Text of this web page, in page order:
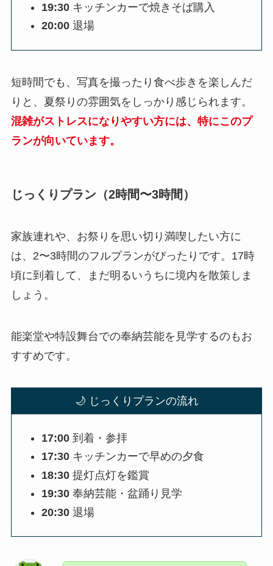
19:30 キッチンカーで焼きそば購入
20:00 退場
短時間でも、写真を撮ったり食べ歩きを楽しんだ
りと、夏祭りの雰囲気をしっかり感じられます。
混雑がストレスになりやすい方には、特にこのプ
ランが向いています。
じっくりプラン（2時間〜3時間）
家族連れや、お祭りを思い切り満喫したい方に
は、2〜3時間のフルプランがぴったりです。17時
頃に到着して、まだ明るいうちに境内を散策しま
しょう。
能楽堂や特設舞台での奉納芸能を見学するのもお
すすめです。
🌙 じっくりプランの流れ
17:00 到着・参拝
17:30 キッチンカーで早めの夕食
18:30 提灯点灯を鑑賞
19:30 奉納芸能・盆踊り見学
20:30 退場